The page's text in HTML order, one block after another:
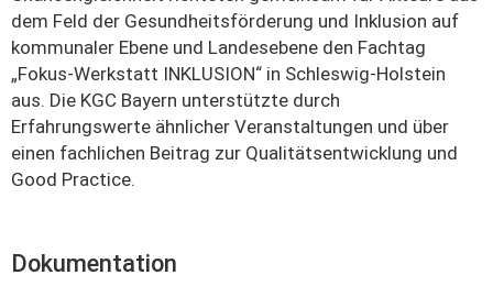
dem Feld der Gesundheitsförderung und Inklusion auf
kommunaler Ebene und Landesebene den Fachtag
„Fokus-Werkstatt INKLUSION“ in Schleswig-Holstein
aus. Die KGC Bayern unterstützte durch
Erfahrungswerte ähnlicher Veranstaltungen und über
einen fachlichen Beitrag zur Qualitätsentwicklung und
Good Practice.
Dokumentation